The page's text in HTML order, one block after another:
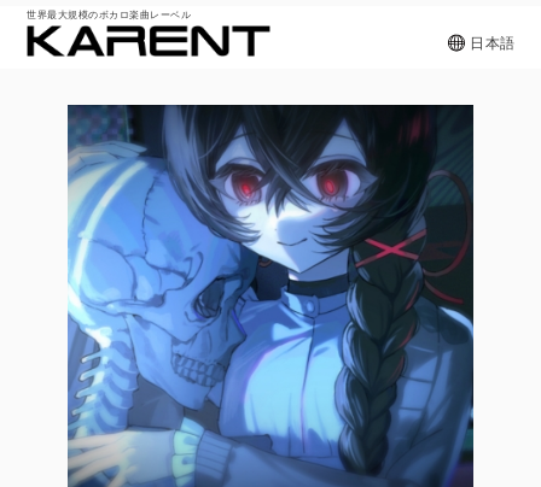
世界最大規模のボカロ楽曲レーベル
日本語